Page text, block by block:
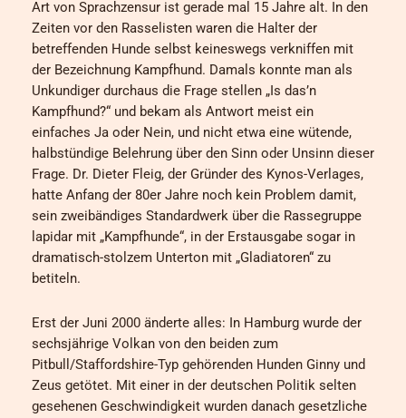
Art von Sprachzensur ist gerade mal 15 Jahre alt. In den
Zeiten vor den Rasselisten waren die Halter der
betreffenden Hunde selbst keineswegs verkniffen mit
der Bezeichnung Kampfhund. Damals konnte man als
Unkundiger durchaus die Frage stellen „Is das’n
Kampfhund?“ und bekam als Antwort meist ein
einfaches Ja oder Nein, und nicht etwa eine wütende,
halbstündige Belehrung über den Sinn oder Unsinn dieser
Frage. Dr. Dieter Fleig, der Gründer des Kynos-Verlages,
hatte Anfang der 80er Jahre noch kein Problem damit,
sein zweibändiges Standardwerk über die Rassegruppe
lapidar mit „Kampfhunde“, in der Erstausgabe sogar in
dramatisch-stolzem Unterton mit „Gladiatoren“ zu
betiteln.
Erst der Juni 2000 änderte alles: In Hamburg wurde der
sechsjährige Volkan von den beiden zum
Pitbull/Staffordshire-Typ gehörenden Hunden Ginny und
Zeus getötet. Mit einer in der deutschen Politik selten
gesehenen Geschwindigkeit wurden danach gesetzliche